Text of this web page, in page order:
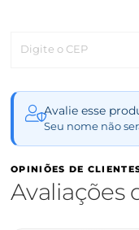
Digite o CEP
Avalie esse
Seu nome não
OPINIÕES DE
Avaliações